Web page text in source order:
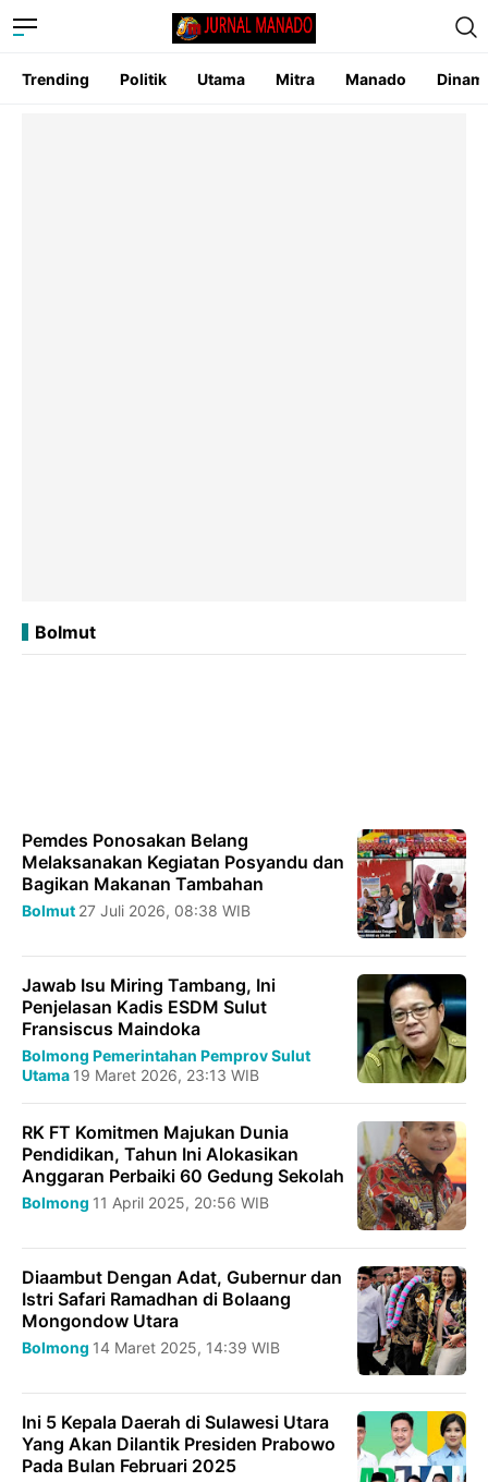
Trending Politik Utama Mitra Manado
Bolmut
Pemdes Ponosakan Belang
Melaksanakan Kegiatan Posyandu dan
Bagikan Makanan Tambahan
Bolmut 27 Juli 2026, 08:38 WIB
Jawab Isu Miring Tambang, Ini
Penjelasan Kadis ESDM Sulut
Fransiscus Maindoka
Bolmong Pemerintahan Pemprov Sulut
Utama 19 Maret 2026, 23:13 WIB
RK FT Komitmen Majukan Dunia
Pendidikan, Tahun Ini Alokasikan
Anggaran Perbaiki 60 Gedung Sekolah
Bolmong 11 April 2025, 20:56 WIB
Diaambut Dengan Adat, Gubernur dan
Istri Safari Ramadhan di Bolaang
Mongondow Utara
Bolmong 14 Maret 2025, 14:39 WIB
Ini 5 Kepala Daerah di Sulawesi Utara
Yang Akan Dilantik Presiden Prabowo
Pada Bulan Februari 2025